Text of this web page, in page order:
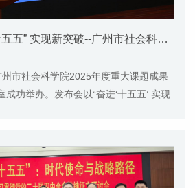
【发布会】奋进“十五五” 实现新突破--广州市社会科学院成功举办2025年度重大课题成果发布会
市社会科学院2025年度重大课题成果
功举办。发布会以“奋进‘十五五’ 实现